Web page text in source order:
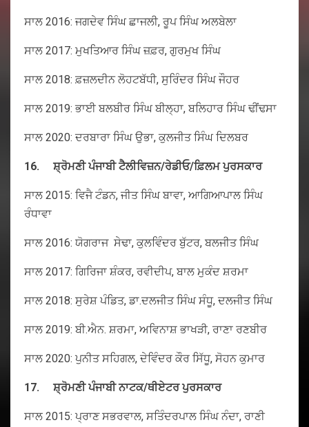
ਸਾਲ 2016: ਜਗਦੇਵ ਸਿੰਘ ਛਾਜਲੀ, ਰੂਪ ਸਿੰਘ ਅਲਬੇਲਾ
ਸਾਲ 2017: ਮੁਖਤਿਆਰ ਸਿੰਘ ਜ਼ਫ਼ਰ, ਗੁਰਮੁਖ ਸਿੰਘ
ਸਾਲ 2018: ਫ਼ਜ਼ਲਦੀਨ ਲੋਹਟਬੱਧੀ, ਸੁਰਿੰਦਰ ਸਿੰਘ ਜੌਹਰ
ਸਾਲ 2019: ਭਾਈ ਬਲਬੀਰ ਸਿੰਘ ਬੀਲ੍ਹਾ, ਬਲਿਹਾਰ ਸਿੰਘ ਢੀਂਢਸਾ
ਸਾਲ 2020: ਦਰਬਾਰਾ ਸਿੰਘ ਉਭਾ, ਕੁਲਜੀਤ ਸਿੰਘ ਦਿਲਬਰ
16. ਸ਼੍ਰੋਮਣੀ ਪੰਜਾਬੀ ਟੈਲੀਵਿਜ਼ਨ/ਰੇਡੀਓ/ਫ਼ਿਲਮ ਪੁਰਸਕਾਰ
ਸਾਲ 2015: ਵਿਜੈ ਟੰਡਨ, ਜੀਤ ਸਿੰਘ ਬਾਵਾ, ਆਗਿਆਪਾਲ ਸਿੰਘ
ਰੰਧਾਵਾ
ਸਾਲ 2016: ਯੋਗਰਾਜ ਸੇਢਾ, ਕੁਲਵਿੰਦਰ ਬੁੱਟਰ, ਬਲਜੀਤ ਸਿੰਘ
ਸਾਲ 2017: ਗਿਰਿਜਾ ਸ਼ੰਕਰ, ਰਵੀਦੀਪ, ਬਾਲ ਮੁਕੰਦ ਸ਼ਰਮਾ
ਸਾਲ 2018: ਸੁਰੇਸ਼ ਪੰਡਿਤ, ਡਾ.ਦਲਜੀਤ ਸਿੰਘ ਸੰਧੂ, ਦਲਜੀਤ ਸਿੰਘ
ਸਾਲ 2019: ਬੀ.ਐਨ. ਸ਼ਰਮਾ, ਅਵਿਨਾਸ਼ ਭਾਖੜੀ, ਰਾਣਾ ਰਣਬੀਰ
ਸਾਲ 2020: ਪੁਨੀਤ ਸਹਿਗਲ, ਦੇਵਿੰਦਰ ਕੌਰ ਸਿੱਧੂ, ਸੋਹਨ ਕੁਮਾਰ
17. ਸ਼੍ਰੋਮਣੀ ਪੰਜਾਬੀ ਨਾਟਕ/ਥੀਏਟਰ ਪੁਰਸਕਾਰ
ਸਾਲ 2015: ਪ੍ਰਾਣ ਸਭਰਵਾਲ, ਸਤਿੰਦਰਪਾਲ ਸਿੰਘ ਨੰਦਾ, ਰਾਣੀ